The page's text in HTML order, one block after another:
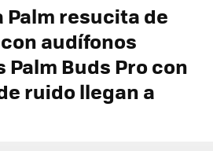
Palm resucita de
audífonos
Buds Pro con
ruido llegan a